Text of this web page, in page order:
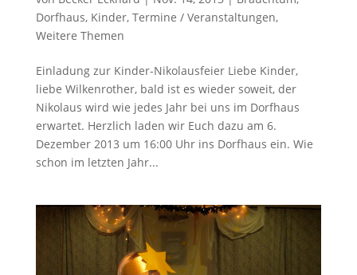
Dorfhaus, Kinder, Termine / Veranstaltungen,
Weitere Themen
Einladung zur Kinder-Nikolausfeier Liebe Kinder,
liebe Wilkenrother, bald ist es wieder soweit, der
Nikolaus wird wie jedes Jahr bei uns im Dorfhaus
erwartet. Herzlich laden wir Euch dazu am 6.
Dezember 2013 um 16:00 Uhr ins Dorfhaus ein. Wie
schon im letzten Jahr...